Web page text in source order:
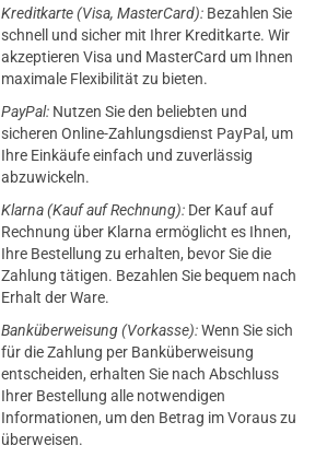
Kreditkarte (Visa, MasterCard): Bezahlen Sie
schnell und sicher mit Ihrer Kreditkarte. Wir
akzeptieren Visa und MasterCard um Ihnen
maximale Flexibilität zu bieten.
PayPal: Nutzen Sie den beliebten und
sicheren Online-Zahlungsdienst PayPal, um
Ihre Einkäufe einfach und zuverlässig
abzuwickeln.
Klarna (Kauf auf Rechnung): Der Kauf auf
Rechnung über Klarna ermöglicht es Ihnen,
Ihre Bestellung zu erhalten, bevor Sie die
Zahlung tätigen. Bezahlen Sie bequem nach
Erhalt der Ware.
Banküberweisung (Vorkasse):Wenn Sie sich
für die Zahlung per Banküberweisung
entscheiden, erhalten Sie nach Abschluss
Ihrer Bestellung alle notwendigen
Informationen, um den Betrag im Voraus zu
überweisen.